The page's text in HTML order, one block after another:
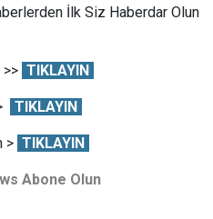
İlk Siz Haberdar Olun
TIKLAYIN
TIKLAYIN
> TIKLAYIN
Abone Olun